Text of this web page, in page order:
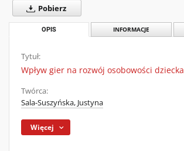
Pobierz
OPIS INFORMACJE
Tytuł:
Wpływ gier na rozwój osobowości dziecka
Twórca:
Sala-Suszyńska, Justyna
Więcej